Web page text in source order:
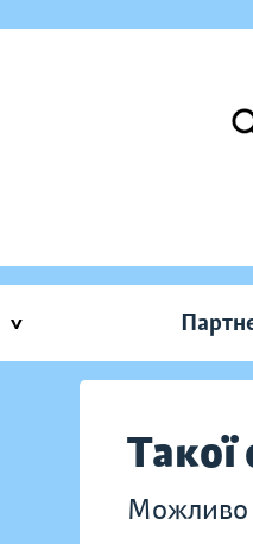
Такої
Можливо